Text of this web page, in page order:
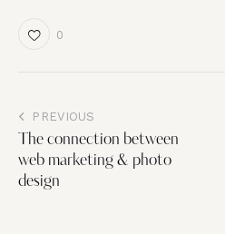
0
PREVIOUS
The connection between
web marketing & photo
design